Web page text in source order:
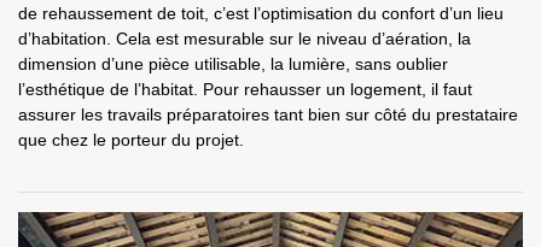
de rehaussement de toit, c’est l’optimisation du confort d’un lieu
d’habitation. Cela est mesurable sur le niveau d’aération, la
dimension d’une pièce utilisable, la lumière, sans oublier
l’esthétique de l’habitat. Pour rehausser un logement, il faut
assurer les travails préparatoires tant bien sur côté du prestataire
que chez le porteur du projet.